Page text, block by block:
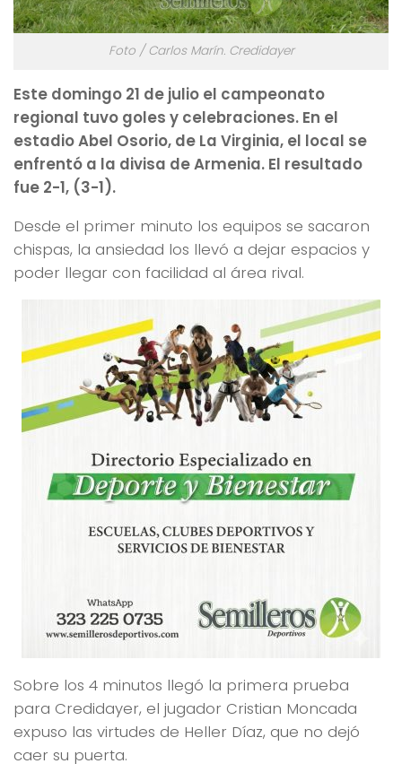
Foto / Carlos Marín. Credidayer
Este domingo 21 de julio el campeonato
regional tuvo goles y celebraciones. En el
estadio Abel Osorio, de La Virginia, el local se
enfrentó a la divisa de Armenia. El resultado
fue 2-1, (3-1).
Desde el primer minuto los equipos se sacaron
chispas, la ansiedad los llevó a dejar espacios y
poder llegar con facilidad al área rival.
Sobre los 4 minutos llegó la primera prueba
para Credidayer, el jugador Cristian Moncada
expuso las virtudes de Heller Díaz, que no dejó
caer su puerta.